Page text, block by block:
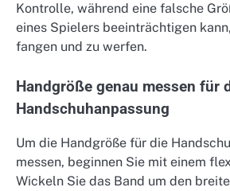
Kontrolle, während eine falsche
eines Spielers beeinträchtigen
fangen und zu werfen.
Handgröße genau messen für
Handschuhanpassung
Um die Handgröße für die
messen, beginnen Sie mit einem
Wickeln Sie das Band um den